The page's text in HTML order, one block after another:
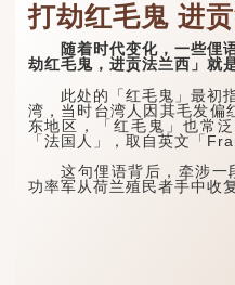
打劫红毛鬼 进
随着时代变化，一些俚语
劫红毛鬼，进贡法兰西」就
此处的「红毛鬼」最初指
湾，当时台湾人因其毛发偏
东地区，「红毛鬼」也常
「法国人」，取自英文「
这句俚语背后，牵涉一
功率军从荷兰殖民者手中收